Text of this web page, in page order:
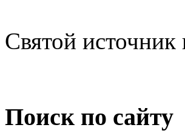
Святой
Поиск по сайту